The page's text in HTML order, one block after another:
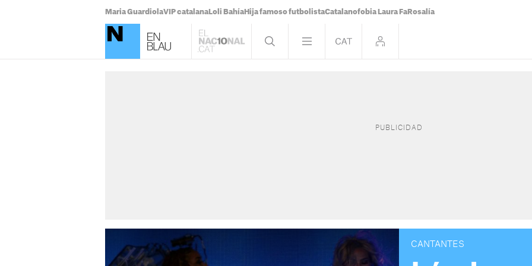
Maria GuardiolaVIP catalana Loli Bahía Hija famoso futbolistaCatalanofobia Laura Fa Rosalía
CANTANTES